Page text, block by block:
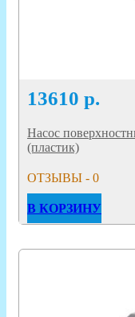
13610 р.
Насос
(пластик)
ОТЗЫВЫ - 0
В КОРЗИНУ